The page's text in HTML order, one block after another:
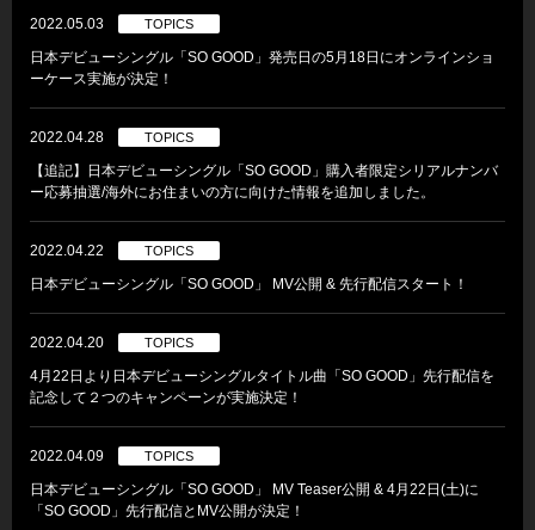
2022.05.03 TOPICS
日本デビューシングル「SO GOOD」発売日の5月18日にオンラインショ
ーケース実施が決定！
2022.04.28 TOPICS
【追記】日本デビューシングル「SO GOOD」購入者限定シリアルナンバ
ー応募抽選/海外にお住まいの方に向けた情報を追加しました。
2022.04.22 TOPICS
日本デビューシングル「SO GOOD」 MV公開 & 先行配信スタート！
2022.04.20 TOPICS
4月22日より日本デビューシングルタイトル曲「SO GOOD」先行配信を
記念して２つのキャンペーンが実施決定！
2022.04.09 TOPICS
日本デビューシングル「SO GOOD」 MV Teaser公開 & 4月22日(土)に
「SO GOOD」先行配信とMV公開が決定！